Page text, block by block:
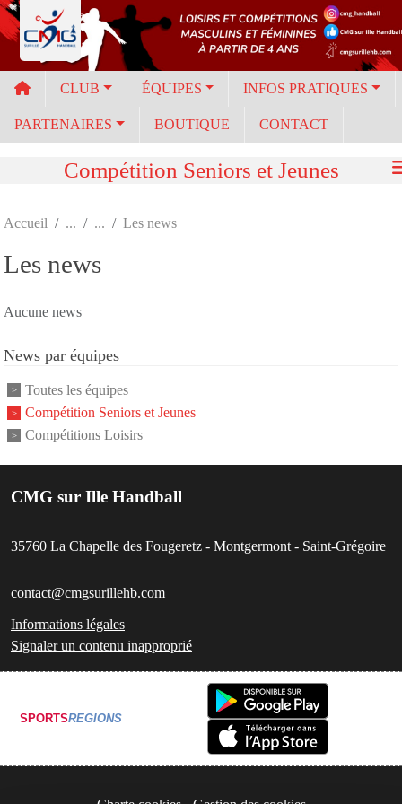
CLUB ÉQUIPES INFOS PRATIQUES
PARTENAIRES BOUTIQUE CONTACT
Compétition Seniors et Jeunes
Accueil Les news
Les news
Aucune news
News par équipes
Toutes les équipes
Compétition Seniors et Jeunes
Compétitions Loisirs
CMG sur Ille Handball
35760 La Chapelle des Fougeretz - Montgermont - Saint-Grégoire
contact@cmgsurillehb.com
Informations légales
Signaler un contenu inapproprié
SPORTSREGIONS
Panneau de gestion des cookies